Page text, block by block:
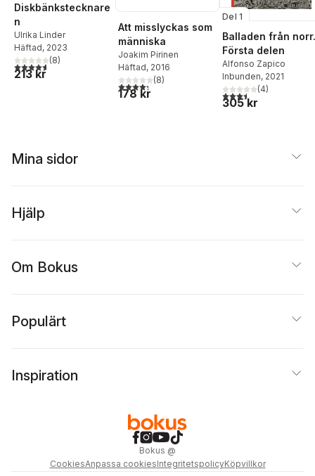
Diskbänkstecknare
n
Ulrika Linder
Häftad, 2023
4,6utav 5 stjärnor. Totalt antal röster:
(8)
213 kr
Att misslyckas som
människa
Joakim Pirinen
Häftad, 2016
4,3utav 5 stjärnor. Totalt antal röster:
(8)
178 kr
Del 1
Balladen från norr.
Första delen
Alfonso Zapico
Inbunden, 2021
3,5utav 5 stjärnor.
(4)
305 kr
Mina sidor
Hjälp
Om Bokus
Populärt
Inspiration
Bokus @
CookiesAnpassa cookiesIntegritetspolicyKöpvillkor